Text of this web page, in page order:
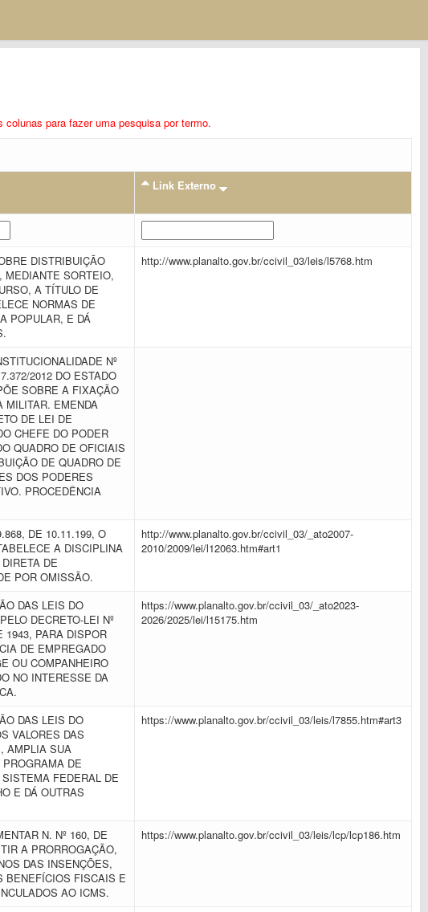
para fazer uma pesquisa por termo.
Link Externo
DISTRIBUIÇÃO
MEDIANTE SORTEIO,
A TÍTULO DE
NORMAS DE
POPULAR, E DÁ
http://www.planalto.gov.br/ccivil_03/leis/l5768.htm
Nº
2012 DO ESTADO
SOBRE A FIXAÇÃO
MILITAR. EMENDA
DE LEI DE
CHEFE DO PODER
QUADRO DE OFICIAIS
DE QUADRO DE
DOS PODERES
PROCEDÊNCIA
DE 10.11.199, O
A DISCIPLINA
DE
POR OMISSÃO.
http://www.planalto.gov.br/ccivil_03/_ato2007-
2010/2009/lei/l12063.htm#art1
DAS LEIS DO
DECRETO-LEI Nº
1943, PARA DISPOR
DE EMPREGADO
OU COMPANHEIRO
NO INTERESSE DA
https://www.planalto.gov.br/ccivil_03/_ato2023-
2026/2025/lei/l15175.htm
DAS LEIS DO
VALORES DAS
AMPLIA SUA
DE
FEDERAL DE
E DÁ OUTRAS
https://www.planalto.gov.br/ccivil_03/leis/l7855.htm#art3
N. Nº 160, DE
A PRORROGAÇÃO,
DAS INSENÇÕES,
BENEFÍCIOS FISCAIS E
AO ICMS.
https://www.planalto.gov.br/ccivil_03/leis/lcp/lcp186.htm